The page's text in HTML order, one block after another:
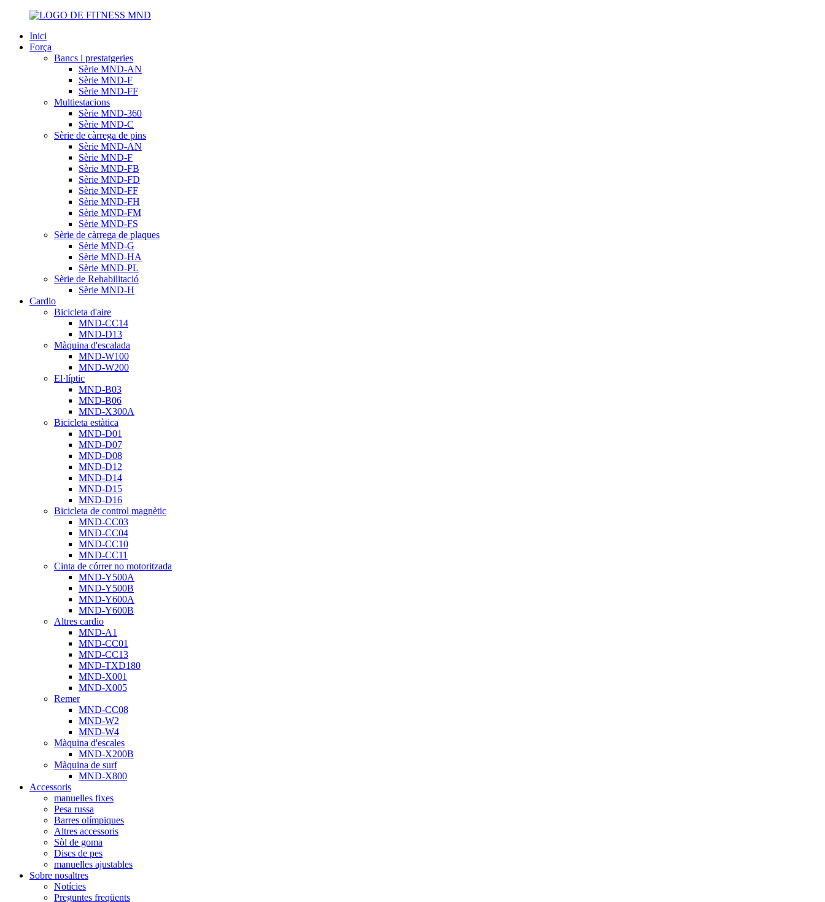
Inici
Força
Bancs i prestatgeries
Sèrie MND-AN
Sèrie MND-F
Sèrie MND-FF
Multiestacions
Sèrie MND-360
Sèrie MND-C
Sèrie de càrrega de pins
Sèrie MND-AN
Sèrie MND-F
Sèrie MND-FB
Sèrie MND-FD
Sèrie MND-FF
Sèrie MND-FH
Sèrie MND-FM
Sèrie MND-FS
Sèrie de càrrega de plaques
Sèrie MND-G
Sèrie MND-HA
Sèrie MND-PL
Sèrie de Rehabilitació
Sèrie MND-H
Cardio
Bicicleta d'aire
MND-CC14
MND-D13
Màquina d'escalada
MND-W100
MND-W200
El·líptic
MND-B03
MND-B06
MND-X300A
Bicicleta estàtica
MND-D01
MND-D07
MND-D08
MND-D12
MND-D14
MND-D15
MND-D16
Bicicleta de control magnètic
MND-CC03
MND-CC04
MND-CC10
MND-CC11
Cinta de córrer no motoritzada
MND-Y500A
MND-Y500B
MND-Y600A
MND-Y600B
Altres cardio
MND-A1
MND-CC01
MND-CC13
MND-TXD180
MND-X001
MND-X005
Remer
MND-CC08
MND-W2
MND-W4
Màquina d'escales
MND-X200B
Màquina de surf
MND-X800
Accessoris
manuelles fixes
Pesa russa
Barres olímpiques
Altres accessoris
Sòl de goma
Discs de pes
manuelles ajustables
Sobre nosaltres
Notícies
Preguntes freqüents